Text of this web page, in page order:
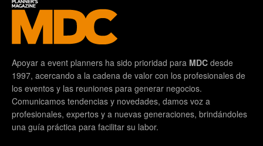
Apoyar a event planners ha sido prioridad para MDC desde
1997, acercando a la cadena de valor con los profesionales de
los eventos y las reuniones para generar negocios.
Comunicamos tendencias y novedades, damos voz a
profesionales, expertos y a nuevas generaciones, brindándoles
una guía práctica para facilitar su labor.